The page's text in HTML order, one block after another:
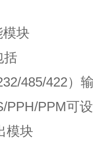
块
括
485/422）
PPH/PPM可
模块